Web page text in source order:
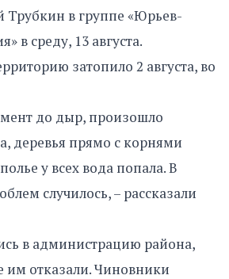
Трубкин в группе «Юрьев-
в среду, 13 августа.
затопило 2 августа, во
до дыр, произошло
деревья прямо с корнями
у всех вода попала. В
случилось, – рассказали
в администрацию района,
им отказали. Чиновники